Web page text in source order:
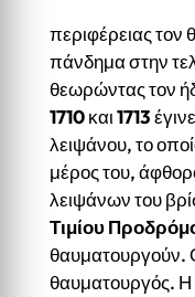
περιφέρειας τον
πάνδημα στην
θεωρώντας τον
1710και1713
λειψάνου, το
μέρος του,
λειψάνων του
Τιμίου
θαυματουργούν.
θαυματουργός. Η